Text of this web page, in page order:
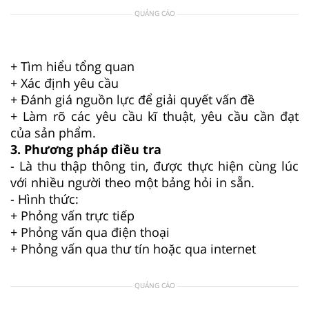
QUẢNG CÁO
+ Tìm hiểu tổng quan
+ Xác định yêu cầu
+ Đánh giá nguồn lực để giải quyết vấn đề
+ Làm rõ các yêu cầu kĩ thuật, yêu cầu cần đạt
của sản phẩm.
3. Phương pháp điều tra
- Là thu thập thông tin, được thực hiện cùng lúc
với nhiều người theo một bảng hỏi in sẵn.
- Hình thức:
+ Phỏng vấn trực tiếp
+ Phỏng vấn qua điện thoại
+ Phỏng vấn qua thư tín hoặc qua internet
QUẢNG CÁO